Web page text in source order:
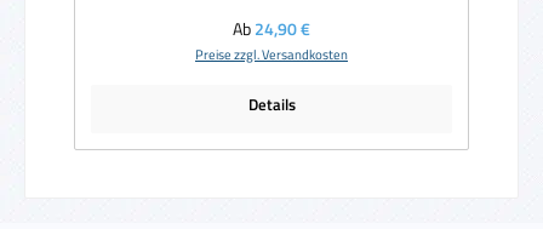
Regulärer Preis:
Ab24,90 €
Preise zzgl. Versandkosten
Details